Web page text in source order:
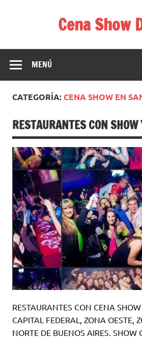
Cena Show
Cena Show Disco – DISCO
MENÚ
CATEGORÍA:CENA SHOW EN
RESTAURANTES CON
RESTAURANTES CON CENA
CAPITAL FEDERAL, ZONA OESTE,
NORTE DE BUENOS AIRES. SHOW